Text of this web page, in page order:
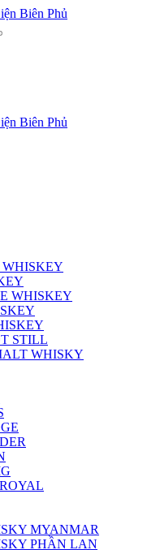
WHISKEY
STILL
WHISKY
MYANMAR
PHẦN LAN